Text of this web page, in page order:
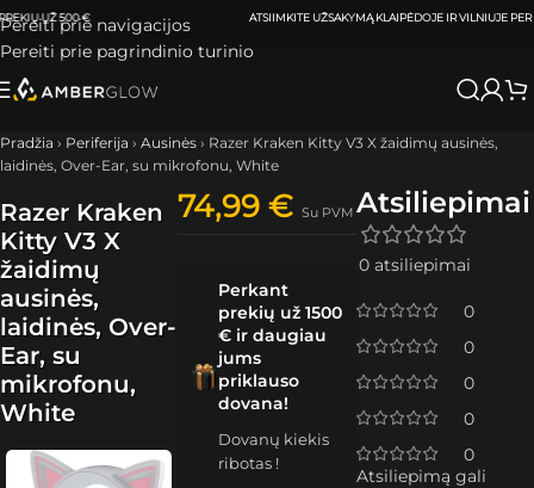
Pereiti prie navigacijos
Pereiti prie pagrindinio turinio
ATSIIMKITE UŽSAKYMĄ KLAIPĖDOJE IR VILNIUJEPER0-3 DARBO DIENAS.
Pradžia › Periferija › Ausinės › Razer Kraken Kitty V3 X žaidimų ausinės,
laidinės, Over-Ear, su mikrofonu, White
Razer Kraken
Kitty V3 X
žaidimų
ausinės,
laidinės, Over-
Ear, su
mikrofonu,
White
74,99€ Su PVM
Perkant
prekių už 1500
€ ir daugiau
jums
priklauso
dovana!
Dovanų kiekis
ribotas !
Atsiliepimai
0 atsiliepimai
0
0
0
0
0
Atsiliepimą gali